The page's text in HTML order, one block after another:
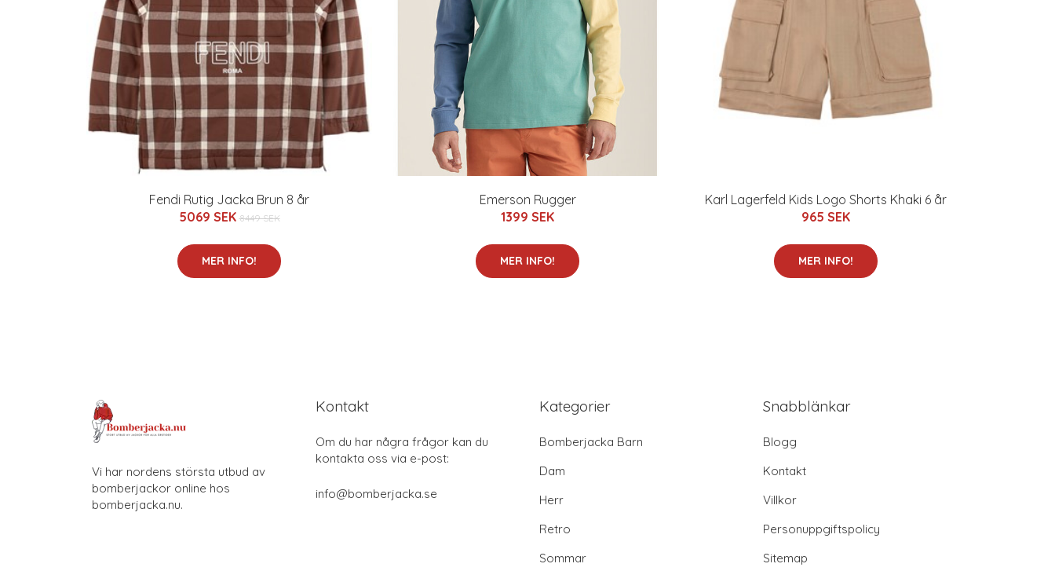
Fendi Rutig Jacka Brun 8 år
5069 SEK 8449 SEK
MER INFO!
Emerson Rugger
1399 SEK
MER INFO!
Karl Lagerfeld Kids Logo Shorts Khaki 6 år
965 SEK
MER INFO!
Vi har nordens största utbud av
bomberjackor online hos
bomberjacka.nu.
Kontakt
Om du har några frågor kan du
kontakta oss via e-post:
info@bomberjacka.se
Kategorier
Bomberjacka Barn
Dam
Herr
Retro
Sommar
Snabblänkar
Blogg
Kontakt
Villkor
Personuppgiftspolicy
Sitemap